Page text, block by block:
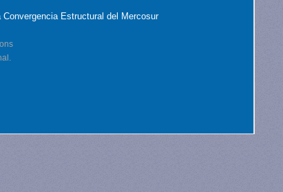
Estructural del Mercosur